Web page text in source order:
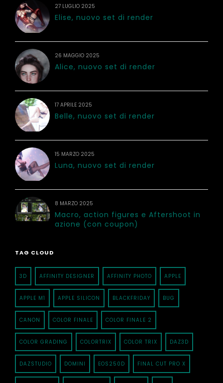
27 LUGLIO 2025
Elise, nuovo set di render
26 MAGGIO 2025
Alice, nuovo set di render
17 APRILE 2025
Belle, nuovo set di render
15 MARZO 2025
Luna, nuovo set di render
8 MARZO 2025
Macro, action figures e Aftershoot in
azione (con coupon)
TAG CLOUD
3D AFFINITY DESIGNER AFFINITY PHOTO APPLE
APPLE M1 APPLE SILICON BLACKFRIDAY BUG
CANON COLOR FINALE COLOR FINALE 2
COLOR GRADING COLORTRIX COLOR TRIX DAZ3D
DAZSTUDIO DOMINI EOS250D FINAL CUT PRO X